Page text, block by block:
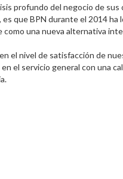
profundo del negocio de
que BPN durante el 2014
una nueva alternativa
el nivel de satisfacción de
el servicio general con una